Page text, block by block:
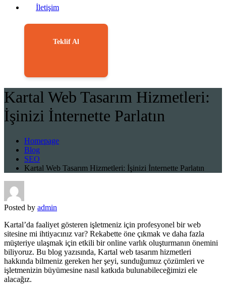
İletişim
Teklif Al
Kartal Web Tasarım Hizmetleri:
İşinizi İnternette Parlatın
Homepage
Blog
SEO
Kartal Web Tasarım Hizmetleri: İşinizi İnternette Parlatın
Posted by admin
Kartal’da faaliyet gösteren işletmeniz için profesyonel bir web
sitesine mi ihtiyacınız var? Rekabette öne çıkmak ve daha fazla
müşteriye ulaşmak için etkili bir online varlık oluşturmanın önemini
biliyoruz. Bu blog yazısında, Kartal web tasarım hizmetleri
hakkında bilmeniz gereken her şeyi, sunduğumuz çözümleri ve
işletmenizin büyümesine nasıl katkıda bulunabileceğimizi ele
alacağız.